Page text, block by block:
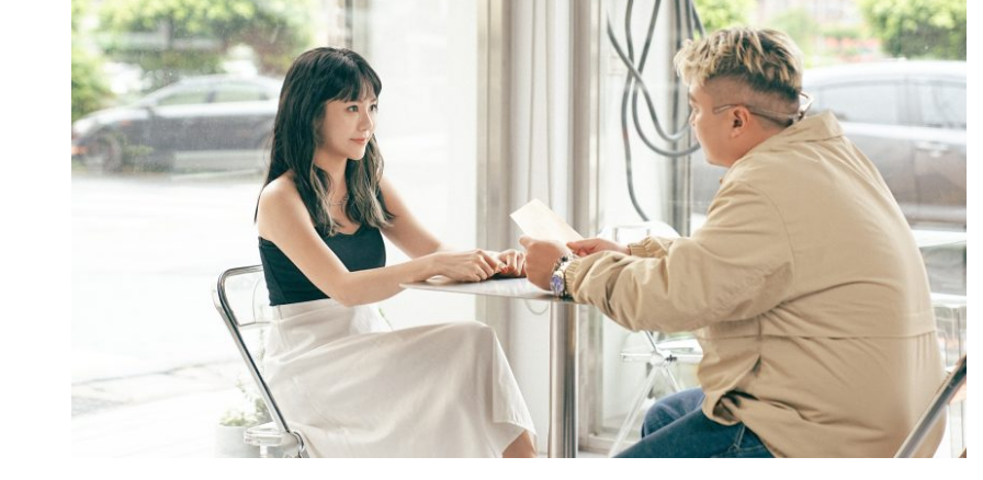
推
薦
體。